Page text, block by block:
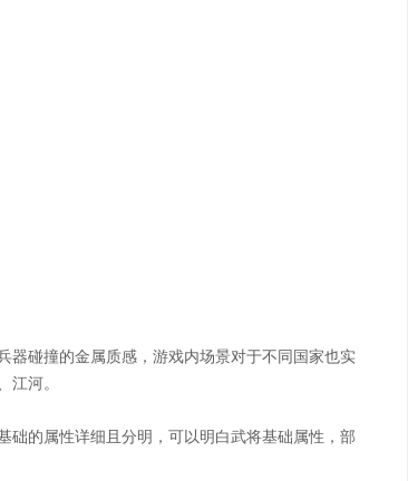
器碰撞的金属质感，游戏内场景对于不同国家也实
江河。
础的属性详细且分明，可以明白武将基础属性，部